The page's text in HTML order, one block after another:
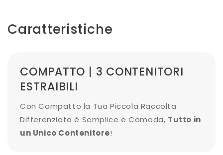
Caratteristiche
COMPATTO | 3 CONTENITORI
ESTRAIBILI
Con Compatto la Tua Piccola Raccolta
Differenziata è Semplice e Comoda, Tutto in
un Unico Contenitore!